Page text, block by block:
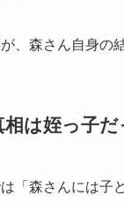
、森さん自身の
相は姪っ子だ
「森さんには子